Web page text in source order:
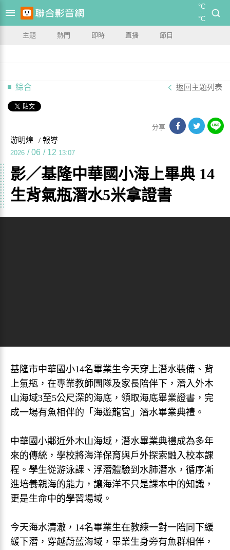
°C
°C
主題 熱門 即時 直播 節目
綜合 返回主題列表
分享
游明煌 / 報導
2026 / 06 / 12 13:07
影／基隆中華國小海上畢典 14
生背氣瓶潛水5米拿證書
基隆市中華國小14名畢業生今天穿上潛水裝備、背
上氣瓶，在專業教師團隊及家長陪伴下，潛入外木
山海域3至5公尺深的海底，領取海底畢業證書，完
成一場有魚相伴的「海遊龍宮」潛水畢業典禮。
中華國小鄰近外木山海域，潛水畢業典禮成為多年
來的傳統，學校將海洋保育與戶外探索融入校本課
程。學生從游泳課、浮潛體驗到水肺潛水，循序漸
進培養親海的能力，讓海洋不只是課本中的知識，
更是生命中的學習場域。
今天海水清澈，14名畢業生在教練一對一陪同下緩
緩下潛，穿越蔚藍海域，畢業生身旁有魚群相伴，